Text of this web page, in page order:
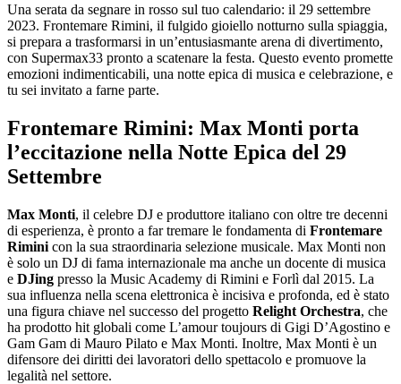
Una serata da segnare in rosso sul tuo calendario: il 29 settembre
2023. Frontemare Rimini, il fulgido gioiello notturno sulla spiaggia,
si prepara a trasformarsi in un’entusiasmante arena di divertimento,
con Supermax33 pronto a scatenare la festa. Questo evento promette
emozioni indimenticabili, una notte epica di musica e celebrazione, e
tu sei invitato a farne parte.
Frontemare Rimini: Max Monti porta
l’eccitazione nella Notte Epica del 29
Settembre
Max Monti, il celebre DJ e produttore italiano con oltre tre decenni
di esperienza, è pronto a far tremare le fondamenta di Frontemare
Rimini con la sua straordinaria selezione musicale. Max Monti non
è solo un DJ di fama internazionale ma anche un docente di musica
e DJing presso la Music Academy di Rimini e Forlì dal 2015. La
sua influenza nella scena elettronica è incisiva e profonda, ed è stato
una figura chiave nel successo del progetto Relight Orchestra, che
ha prodotto hit globali come L’amour toujours di Gigi D’Agostino e
Gam Gam di Mauro Pilato e Max Monti. Inoltre, Max Monti è un
difensore dei diritti dei lavoratori dello spettacolo e promuove la
legalità nel settore.